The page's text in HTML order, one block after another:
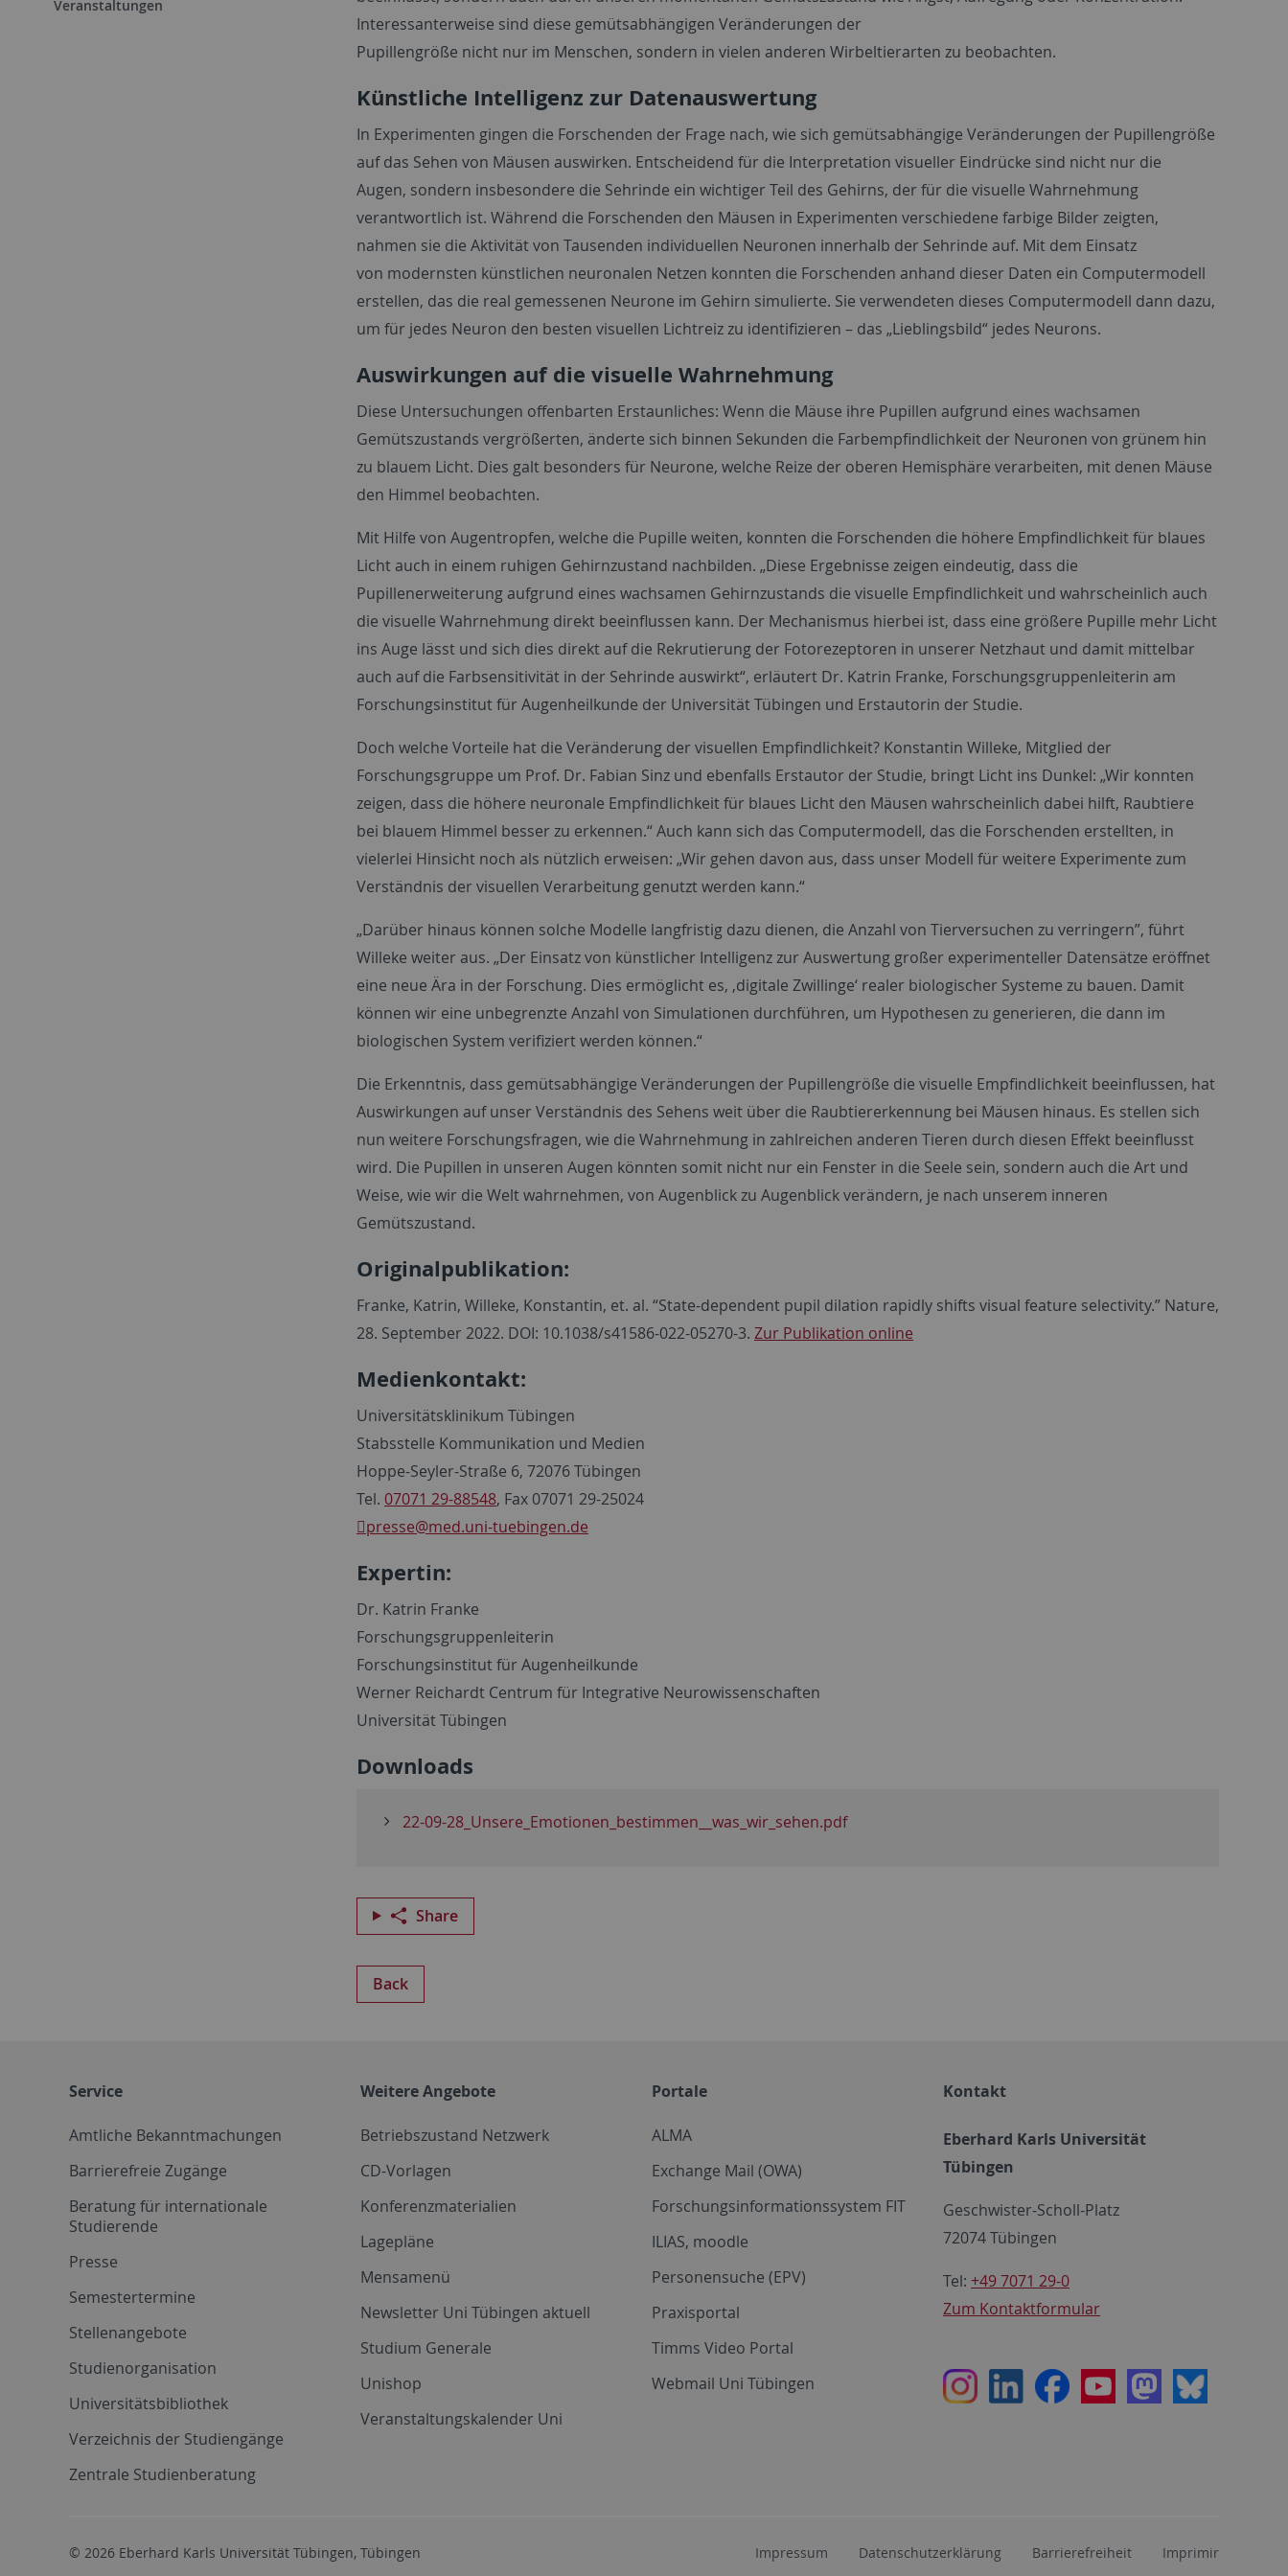
Veranstaltungen
Interessanterweise sind diese gemütsabhängigen Veränderungen der
Pupillengröße nicht nur im Menschen, sondern in vielen anderen Wirbeltierarten zu beobachten.
Künstliche Intelligenz zur Datenauswertung
In Experimenten gingen die Forschenden der Frage nach, wie sich gemütsabhängige Veränderungen der Pupillengröße
auf das Sehen von Mäusen auswirken. Entscheidend für die Interpretation visueller Eindrücke sind nicht nur die
Augen, sondern insbesondere die Sehrinde ein wichtiger Teil des Gehirns, der für die visuelle Wahrnehmung
verantwortlich ist. Während die Forschenden den Mäusen in Experimenten verschiedene farbige Bilder zeigten,
nahmen sie die Aktivität von Tausenden individuellen Neuronen innerhalb der Sehrinde auf. Mit dem Einsatz
von modernsten künstlichen neuronalen Netzen konnten die Forschenden anhand dieser Daten ein Computermodell
erstellen, das die real gemessenen Neurone im Gehirn simulierte. Sie verwendeten dieses Computermodell dann dazu,
um für jedes Neuron den besten visuellen Lichtreiz zu identifizieren – das „Lieblingsbild“ jedes Neurons.
Auswirkungen auf die visuelle Wahrnehmung
Diese Untersuchungen offenbarten Erstaunliches: Wenn die Mäuse ihre Pupillen aufgrund eines wachsamen
Gemütszustands vergrößerten, änderte sich binnen Sekunden die Farbempfindlichkeit der Neuronen von grünem hin
zu blauem Licht. Dies galt besonders für Neurone, welche Reize der oberen Hemisphäre verarbeiten, mit denen Mäuse
den Himmel beobachten.
Mit Hilfe von Augentropfen, welche die Pupille weiten, konnten die Forschenden die höhere Empfindlichkeit für blaues
Licht auch in einem ruhigen Gehirnzustand nachbilden. „Diese Ergebnisse zeigen eindeutig, dass die
Pupillenerweiterung aufgrund eines wachsamen Gehirnzustands die visuelle Empfindlichkeit und wahrscheinlich auch
die visuelle Wahrnehmung direkt beeinflussen kann. Der Mechanismus hierbei ist, dass eine größere Pupille mehr Licht
ins Auge lässt und sich dies direkt auf die Rekrutierung der Fotorezeptoren in unserer Netzhaut und damit mittelbar
auch auf die Farbsensitivität in der Sehrinde auswirkt“, erläutert Dr. Katrin Franke, Forschungsgruppenleiterin am
Forschungsinstitut für Augenheilkunde der Universität Tübingen und Erstautorin der Studie.
Doch welche Vorteile hat die Veränderung der visuellen Empfindlichkeit? Konstantin Willeke, Mitglied der
Forschungsgruppe um Prof. Dr. Fabian Sinz und ebenfalls Erstautor der Studie, bringt Licht ins Dunkel: „Wir konnten
zeigen, dass die höhere neuronale Empfindlichkeit für blaues Licht den Mäusen wahrscheinlich dabei hilft, Raubtiere
bei blauem Himmel besser zu erkennen.“ Auch kann sich das Computermodell, das die Forschenden erstellten, in
vielerlei Hinsicht noch als nützlich erweisen: „Wir gehen davon aus, dass unser Modell für weitere Experimente zum
Verständnis der visuellen Verarbeitung genutzt werden kann.“
„Darüber hinaus können solche Modelle langfristig dazu dienen, die Anzahl von Tierversuchen zu verringern”, führt
Willeke weiter aus. „Der Einsatz von künstlicher Intelligenz zur Auswertung großer experimenteller Datensätze eröffnet
eine neue Ära in der Forschung. Dies ermöglicht es, ‚digitale Zwillinge‘ realer biologischer Systeme zu bauen. Damit
können wir eine unbegrenzte Anzahl von Simulationen durchführen, um Hypothesen zu generieren, die dann im
biologischen System verifiziert werden können.“
Die Erkenntnis, dass gemütsabhängige Veränderungen der Pupillengröße die visuelle Empfindlichkeit beeinflussen, hat
Auswirkungen auf unser Verständnis des Sehens weit über die Raubtiererkennung bei Mäusen hinaus. Es stellen sich
nun weitere Forschungsfragen, wie die Wahrnehmung in zahlreichen anderen Tieren durch diesen Effekt beeinflusst
wird. Die Pupillen in unseren Augen könnten somit nicht nur ein Fenster in die Seele sein, sondern auch die Art und
Weise, wie wir die Welt wahrnehmen, von Augenblick zu Augenblick verändern, je nach unserem inneren
Gemütszustand.
Originalpublikation:
Franke, Katrin, Willeke, Konstantin, et. al. “State-dependent pupil dilation rapidly shifts visual feature selectivity.” Nature,
28. September 2022. DOI: 10.1038/s41586-022-05270-3. Zur Publikation online
Medienkontakt:
Universitätsklinikum Tübingen
Stabsstelle Kommunikation und Medien
Hoppe-Seyler-Straße 6, 72076 Tübingen
Tel. 07071 29-88548, Fax 07071 29-25024
presse@med.uni-tuebingen.de
Expertin:
Dr. Katrin Franke
Forschungsgruppenleiterin
Forschungsinstitut für Augenheilkunde
Werner Reichardt Centrum für Integrative Neurowissenschaften
Universität Tübingen
Downloads
22-09-28_Unsere_Emotionen_bestimmen__was_wir_sehen.pdf
Share
Back
Service
Amtliche Bekanntmachungen
Barrierefreie Zugänge
Beratung für internationale
Studierende
Presse
Semestertermine
Stellenangebote
Studienorganisation
Universitätsbibliothek
Verzeichnis der Studiengänge
Zentrale Studienberatung
Weitere Angebote
Betriebszustand Netzwerk
CD-Vorlagen
Konferenzmaterialien
Lagepläne
Mensamenü
Newsletter Uni Tübingen aktuell
Studium Generale
Unishop
Veranstaltungskalender Uni
Portale
ALMA
Exchange Mail (OWA)
Forschungsinformationssystem FIT
ILIAS, moodle
Personensuche (EPV)
Praxisportal
Timms Video Portal
Webmail Uni Tübingen
Kontakt
Eberhard Karls Universität
Tübingen
Geschwister-Scholl-Platz
72074 Tübingen
Tel: +49 7071 29-0
Zum Kontaktformular
InstagramLinkedInFacebookYoutubeMastodon
Bluesky
© 2026 Eberhard Karls Universität Tübingen, Tübingen Impressum Datenschutzerklärung Barrierefreiheit Imprimir